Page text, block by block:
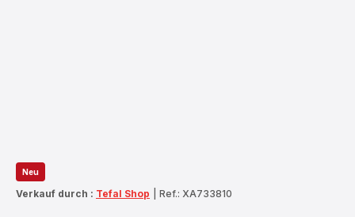
Neu
Verkauf durch : Tefal Shop Ref.: XA733810